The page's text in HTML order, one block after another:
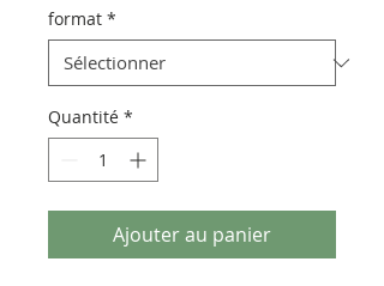
format *
Quantité *
Ajouter au panier